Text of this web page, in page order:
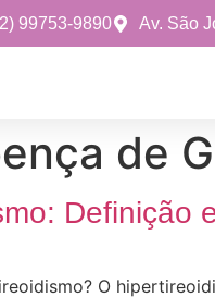
99753-9890 Av. São
de
Definição
O